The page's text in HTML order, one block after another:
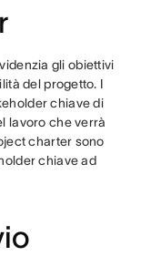
gli obiettivi
del progetto. I
chiave di
lavoro che verrà
charter sono
chiave ad